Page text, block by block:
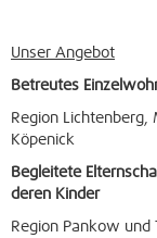
Unser Angebot
Betreutes
Region
Köpenick
Begleitete
deren Kinder
Region Pankow